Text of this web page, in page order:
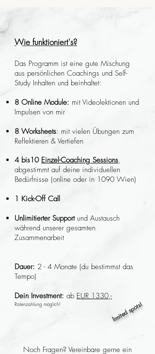
Wie funktioniert's?
Das Programm ist eine gute Mischung
aus persönlichen Coachings und Self-
Study Inhalten und beinhaltet:
8 Online Module: mit Videolektionen und
Impulsen von mir
8 Worksheets: mit vielen Übungen zum
Reflektieren & Vertiefen
4 bis10 Einzel-Coaching Sessions,
abgestimmt auf deine individuellen
Bedürfnisse (online oder in 1090 Wien)
1 Kick-Off Call
Unlimitierter Supportund Austausch
während unserer gesamten
Zusammenarbeit
Dauer: 2 - 4 Monate (du bestimmst das
Tempo)
Dein Investment: ab EUR 1330,-
Ratenzahlung möglich! limited spots!
Noch Fragen? Vereinbare gerne ein